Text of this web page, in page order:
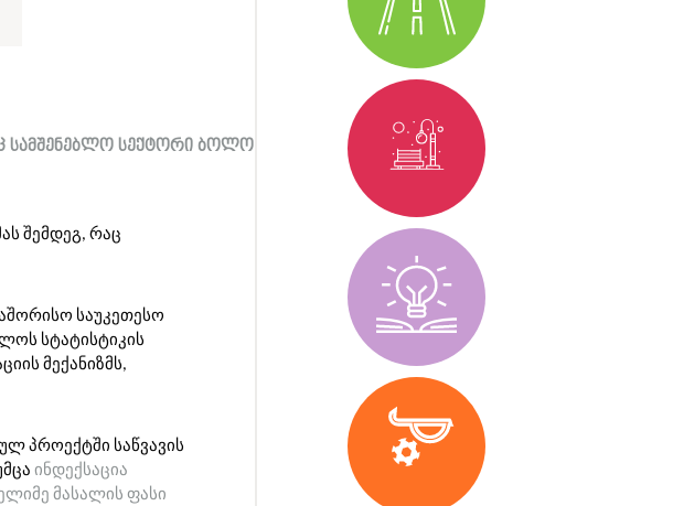
სამშენებლო სექტორი ბოლო
შემდეგ, რაც
საუკეთესო
სტატისტიკის
მექანიზმს,
პროექტში საწვავის
ინდექსაცია
მასალის ფასი